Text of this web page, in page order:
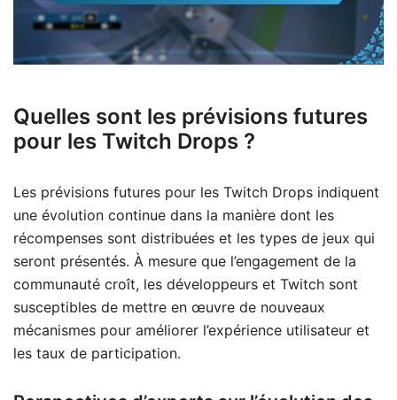
Quelles sont les prévisions futures
pour les Twitch Drops ?
Les prévisions futures pour les Twitch Drops indiquent
une évolution continue dans la manière dont les
récompenses sont distribuées et les types de jeux qui
seront présentés. À mesure que l’engagement de la
communauté croît, les développeurs et Twitch sont
susceptibles de mettre en œuvre de nouveaux
mécanismes pour améliorer l’expérience utilisateur et
les taux de participation.